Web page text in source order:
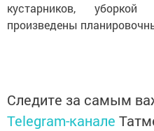
кустарников,
произведены
Следите за самым
Telegram-канале